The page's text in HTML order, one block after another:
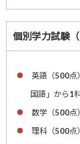
個別学力試験（
英語（500点
国語」から1
数学（500点
理科（500点